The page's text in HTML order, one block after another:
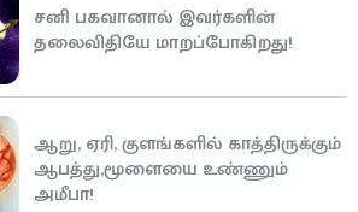
சனி பகவானால் இவர்களின்
தலைவிதியே மாறப்போகிறது!
ஆறு, ஏரி, குளங்களில் காத்திருக்கும்
ஆபத்து,மூளையை உண்ணும்
அமீபா!